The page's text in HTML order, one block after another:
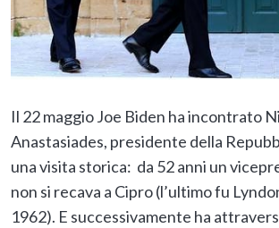
Il 22 maggio Joe Biden ha incontrato
Anastasiades, presidente della
una visita storica: da 52 anni un
non si recava a Cipro (l’ultimo fu
1962). E successivamente ha